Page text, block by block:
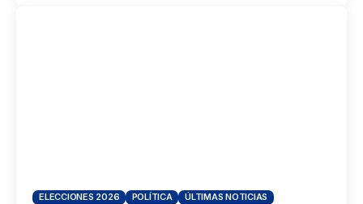
ELECCIONES 2026 POLÍTICA ÚLTIMAS NOTICIAS